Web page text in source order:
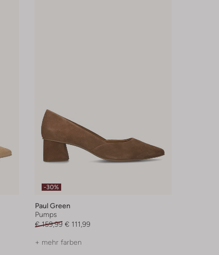
-30%
Paul Green
Pumps
€ 159,99 € 111,99
+ mehr farben